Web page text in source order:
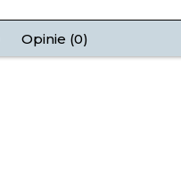
Opinie (0)